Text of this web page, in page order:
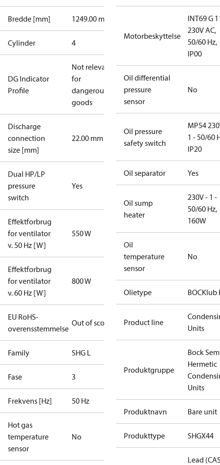
Bredde [mm] 1249.00 mm
Cylinder 4
DG Indicator
Profile
Not relevant
for
dangerous
goods
Discharge
connection
size [mm]
22.00 mm
Dual HP/LP
pressure
switch
Yes
Effektforbrug
for ventilator
v. 50 Hz [W]
550 W
Effektforbrug
for ventilator
v. 60 Hz [W]
800 W
EU RoHS-
overensstemmelse
Out of scope
Family SHG L
Fase 3
Frekvens [Hz] 50 Hz
Hot gas
temperature
sensor
No
Motorbeskyttelse
INT69 G
230V AC,
50/60 Hz,
IP00
Oil differential
pressure
sensor
No
Oil pressure
safety switch
MP54
1 - 50/60
IP20
Oil separator Yes
Oil sump
heater
230V - 1 -
50/60 Hz,
160W
Oil
temperature
sensor
No
Olietype BOCKlub
Product line
Units
Produktgruppe
Bock
Hermetic
Units
Produktnavn Bare unit
Produkttype SHGX44
Lead